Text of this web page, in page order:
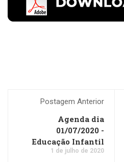
Postagem Anterior
Agenda dia
01/07/2020 -
Educação Infantil
1 de julho de 2020